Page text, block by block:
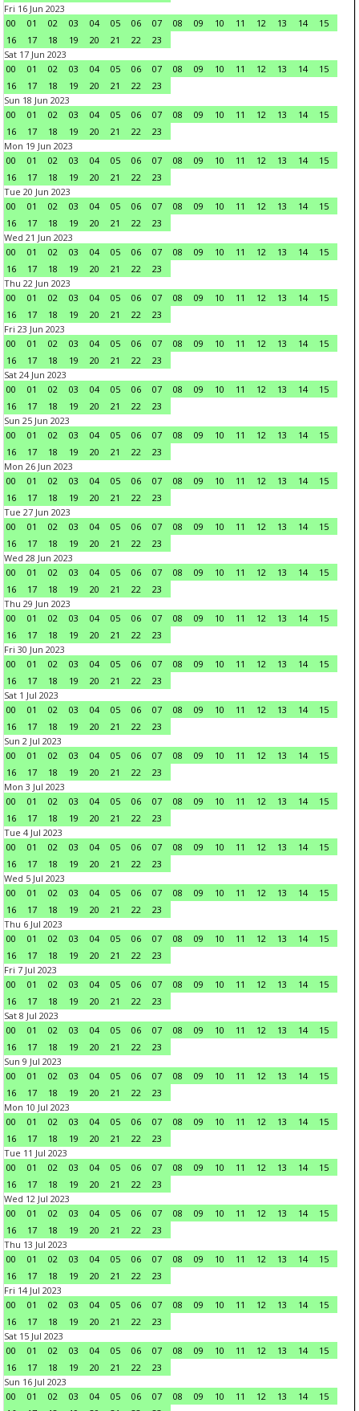
Fri 16 Jun 2023
00
01 02 03 04 05 06 07 08 09 10 11 12 13 14
15
16
17 18 19 20 21 22
23
Sat 17 Jun 2023
00
01 02 03 04 05 06 07 08 09 10 11 12 13 14
15
16
17 18 19 20 21 22
23
Sun 18 Jun 2023
00
01 02 03 04 05 06 07 08 09 10 11 12 13 14
15
16
17 18 19 20 21 22
23
Mon 19 Jun 2023
00
01 02 03 04 05 06 07 08 09 10 11 12 13 14
15
16
17 18 19 20 21 22
23
Tue 20 Jun 2023
00
01 02 03 04 05 06 07 08 09 10 11 12 13 14
15
16
17 18 19 20 21 22
23
Wed 21 Jun 2023
00
01 02 03 04 05 06 07 08 09 10 11 12 13 14
15
16
17 18 19 20 21 22
23
Thu 22 Jun 2023
00
01 02 03 04 05 06 07 08 09 10 11 12 13 14
15
16
17 18 19 20 21 22
23
Fri 23 Jun 2023
00
01 02 03 04 05 06 07 08 09 10 11 12 13 14
15
16
17 18 19 20 21 22
23
Sat 24 Jun 2023
00
01 02 03 04 05 06 07 08 09 10 11 12 13 14
15
16
17 18 19 20 21 22
23
Sun 25 Jun 2023
00
01 02 03 04 05 06 07 08 09 10 11 12 13 14
15
16
17 18 19 20 21 22
23
Mon 26 Jun 2023
00
01 02 03 04 05 06 07 08 09 10 11 12 13 14
15
16
17 18 19 20 21 22
23
Tue 27 Jun 2023
00
01 02 03 04 05 06 07 08 09 10 11 12 13 14
15
16
17 18 19 20 21 22
23
Wed 28 Jun 2023
00
01 02 03 04 05 06 07 08 09 10 11 12 13 14
15
16
17 18 19 20 21 22
23
Thu 29 Jun 2023
00
01 02 03 04 05 06 07 08 09 10 11 12 13 14
15
16
17 18 19 20 21 22
23
Fri 30 Jun 2023
00
01 02 03 04 05 06 07 08 09 10 11 12 13 14
15
16
17 18 19 20 21 22
23
Sat 1 Jul 2023
00
01 02 03 04 05 06 07 08 09 10 11 12 13 14
15
16
17 18 19 20 21 22
23
Sun 2 Jul 2023
00
01 02 03 04 05 06 07 08 09 10 11 12 13 14
15
16
17 18 19 20 21 22
23
Mon 3 Jul 2023
00
01 02 03 04 05 06 07 08 09 10 11 12 13 14
15
16
17 18 19 20 21 22
23
Tue 4 Jul 2023
00
01 02 03 04 05 06 07 08 09 10 11 12 13 14
15
16
17 18 19 20 21 22
23
Wed 5 Jul 2023
00
01 02 03 04 05 06 07 08 09 10 11 12 13 14
15
16
17 18 19 20 21 22
23
Thu 6 Jul 2023
00
01 02 03 04 05 06 07 08 09 10 11 12 13 14
15
16
17 18 19 20 21 22
23
Fri 7 Jul 2023
00
01 02 03 04 05 06 07 08 09 10 11 12 13 14
15
16
17 18 19 20 21 22
23
Sat 8 Jul 2023
00
01 02 03 04 05 06 07 08 09 10 11 12 13 14
15
16
17 18 19 20 21 22
23
Sun 9 Jul 2023
00
01 02 03 04 05 06 07 08 09 10 11 12 13 14
15
16
17 18 19 20 21 22
23
Mon 10 Jul 2023
00
01 02 03 04 05 06 07 08 09 10 11 12 13 14
15
16
17 18 19 20 21 22
23
Tue 11 Jul 2023
00
01 02 03 04 05 06 07 08 09 10 11 12 13 14
15
16
17 18 19 20 21 22
23
Wed 12 Jul 2023
00
01 02 03 04 05 06 07 08 09 10 11 12 13 14
15
16
17 18 19 20 21 22
23
Thu 13 Jul 2023
00
01 02 03 04 05 06 07 08 09 10 11 12 13 14
15
16
17 18 19 20 21 22
23
Fri 14 Jul 2023
00
01 02 03 04 05 06 07 08 09 10 11 12 13 14
15
16
17 18 19 20 21 22
23
Sat 15 Jul 2023
00
01 02 03 04 05 06 07 08 09 10 11 12 13 14
15
16
17 18 19 20 21 22
23
Sun 16 Jul 2023
00
01 02 03 04 05 06 07 08 09 10 11 12 13 14
15